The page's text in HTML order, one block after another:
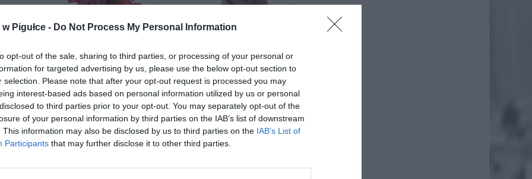
Pigułce - Do Not Process My Personal Information
opt-out of the sale, sharing to third parties, or processing of your personal or
for targeted advertising by us, please use the below opt-out section to
selection. Please note that after your opt-out request is processed you may
interest-based ads based on personal information utilized by us or personal
to third parties prior to your opt-out. You may separately opt-out of the
of your personal information by third parties on the IAB’s list of downstream
This information may also be disclosed by us to third parties on the IAB’s List of
Participants that may further disclose it to other third parties.